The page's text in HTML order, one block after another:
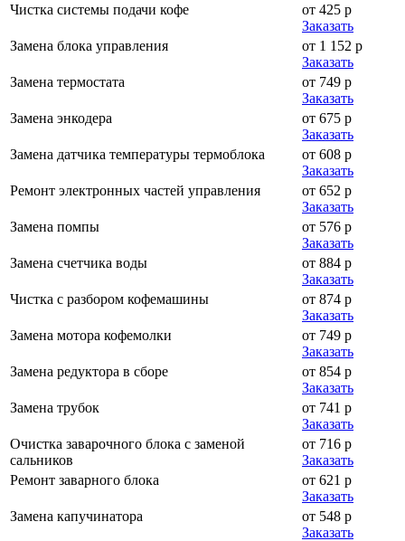
Чистка системы подачи кофе
от 425 р
Заказать
Замена блока управления
от 1 152 р
Заказать
Замена термостата
от 749 р
Заказать
Замена энкодера
от 675 р
Заказать
Замена датчика температуры термоблока
от 608 р
Заказать
Ремонт электронных частей управления
от 652 р
Заказать
Замена помпы
от 576 р
Заказать
Замена счетчика воды
от 884 р
Заказать
Чистка с разбором кофемашины
от 874 р
Заказать
Замена мотора кофемолки
от 749 р
Заказать
Замена редуктора в сборе
от 854 р
Заказать
Замена трубок
от 741 р
Заказать
Очистка заварочного блока с заменой
сальников
от 716 р
Заказать
Ремонт заварного блока
от 621 р
Заказать
Замена капучинатора
от 548 р
Заказать